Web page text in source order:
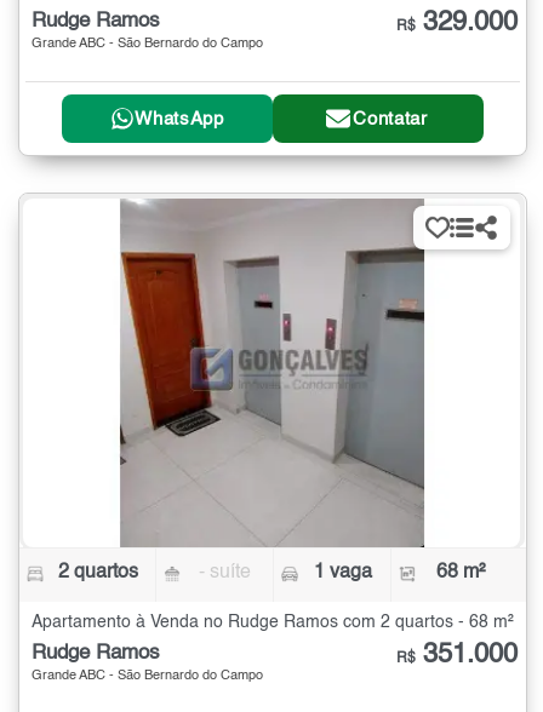
Rudge Ramos
Grande ABC - São Bernardo do Campo
R$ 329.000
WhatsApp Contatar
2 quartos - suíte 1 vaga 68 m²
Apartamento à Venda no Rudge Ramos com 2 quartos - 68 m²
Rudge Ramos
Grande ABC - São Bernardo do Campo
R$ 351.000